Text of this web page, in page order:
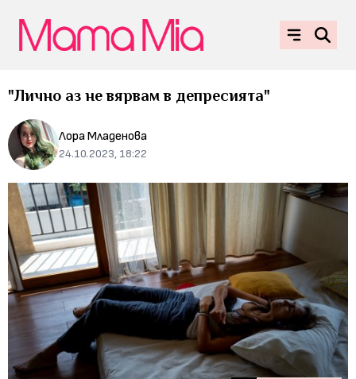
"Лично аз не вярвам в депресията"
Лора Младенова
24.10.2023, 18:22